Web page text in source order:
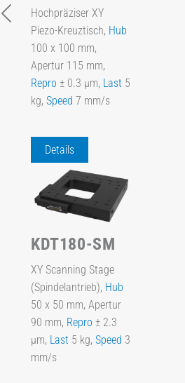
Hochpräziser XY
Piezo-Kreuztisch, Hub
100 x 100 mm,
Apertur 115 mm,
Repro ± 0.3 µm, Last 5
kg, Speed 7 mm/s
Details
KDT180-SM
XY Scanning Stage
(Spindelantrieb), Hub
50 x 50 mm, Apertur
90 mm, Repro ± 2.3
µm, Last 5 kg, Speed 3
mm/s